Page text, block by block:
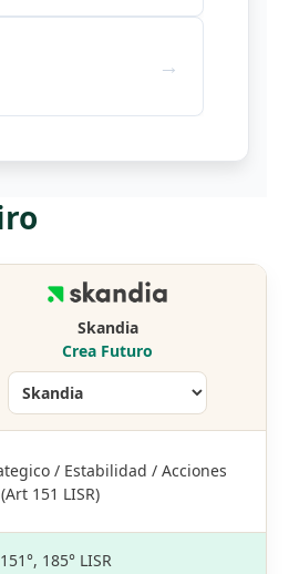
Skandia
Crea Futuro
/ Estabilidad / Acciones
151 LISR)
185° LISR